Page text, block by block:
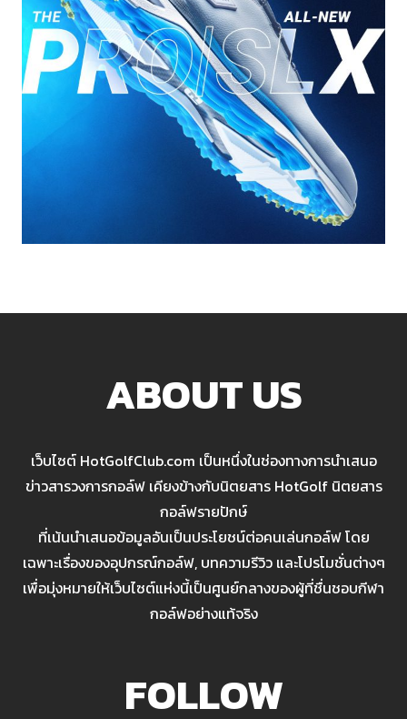
ABOUT US
เว็บไซต์ HotGolfClub.com เป็นหนึ่งในช่องทางการนำเสนอ
ข่าวสารวงการกอล์ฟ เคียงข้างกับนิตยสาร HotGolf นิตยสาร
กอล์ฟรายปักษ์
ที่เน้นนำเสนอข้อมูลอันเป็นประโยชน์ต่อคนเล่นกอล์ฟ โดย
เฉพาะเรื่องของอุปกรณ์กอล์ฟ, บทความรีวิว และโปรโมชั่นต่างๆ
เพื่อมุ่งหมายให้เว็บไซต์แห่งนี้เป็นศูนย์กลางของผู้ที่ชื่นชอบกีฬา
กอล์ฟอย่างแท้จริง
FOLLOW